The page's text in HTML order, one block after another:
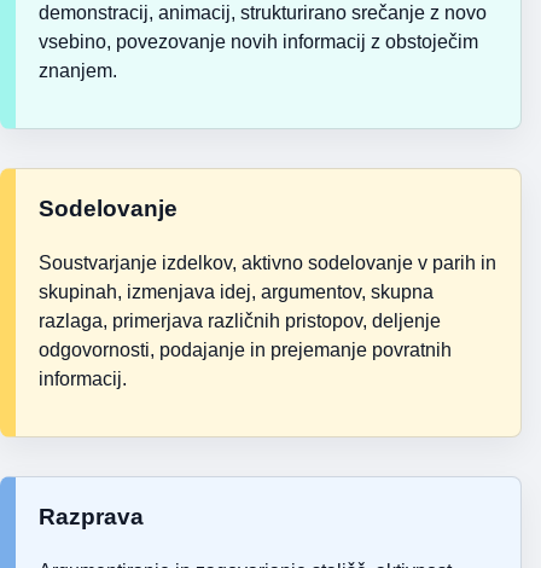
demonstracij, animacij, strukturirano srečanje z novo
vsebino, povezovanje novih informacij z obstoječim
znanjem.
Sodelovanje
Soustvarjanje izdelkov, aktivno sodelovanje v parih in
skupinah, izmenjava idej, argumentov, skupna
razlaga, primerjava različnih pristopov, deljenje
odgovornosti, podajanje in prejemanje povratnih
informacij.
Razprava